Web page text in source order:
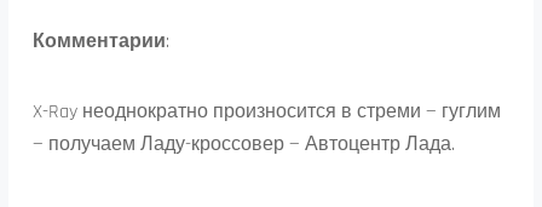
Комментарии:
X-Ray неоднократно произносится в стреми — гуглим
— получаем Ладу-кроссовер — Автоцентр Лада.